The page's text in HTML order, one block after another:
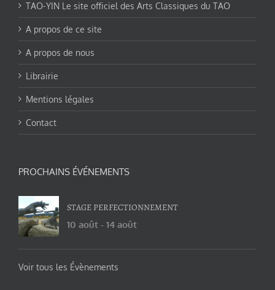
TAO-YIN Le site officiel des Arts Classiques du TAO
A propos de ce site
A propos de nous
Librairie
Mentions légales
Contact
PROCHAINS ÉVÉNEMENTS
STAGE PERFECTIONNEMENT
10 août - 14 août
Voir tous les Évènements